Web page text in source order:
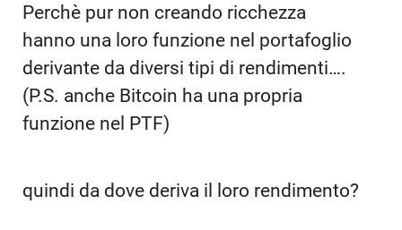
Perchè pur non creando ricchezza
hanno una loro funzione nel portafoglio
derivante da diversi tipi di rendimenti….
(P.S. anche Bitcoin ha una propria
funzione nel PTF)
quindi da dove deriva il loro rendimento?